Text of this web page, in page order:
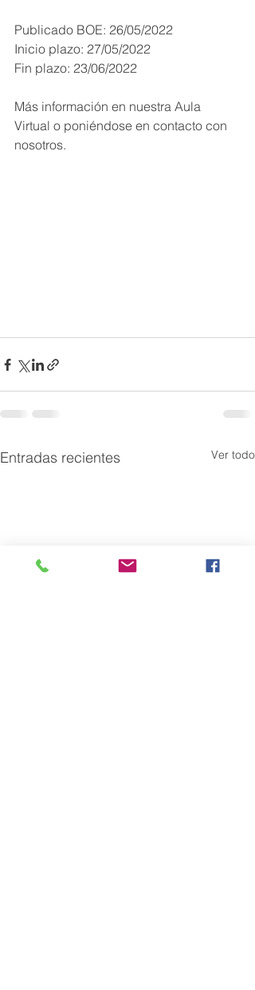
Publicado BOE: 26/05/2022
Inicio plazo: 27/05/2022
Fin plazo: 23/06/2022
Más información en nuestra Aula
Virtual o poniéndose en contacto con
nosotros.
Entradas recientes Ver todo